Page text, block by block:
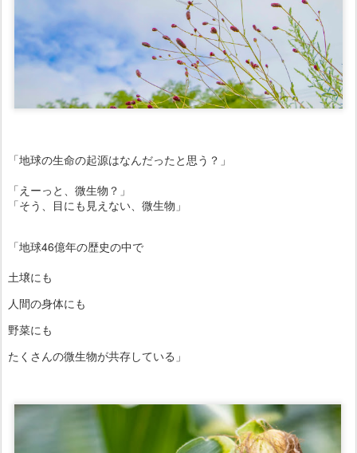
「地球の生命の起源はなんだったと思う？」
「えーっと、微生物？」
「そう、目にも見えない、微生物」
「地球46億年の歴史の中で
土壌にも
人間の身体にも
野菜にも
たくさんの微生物が共存している」